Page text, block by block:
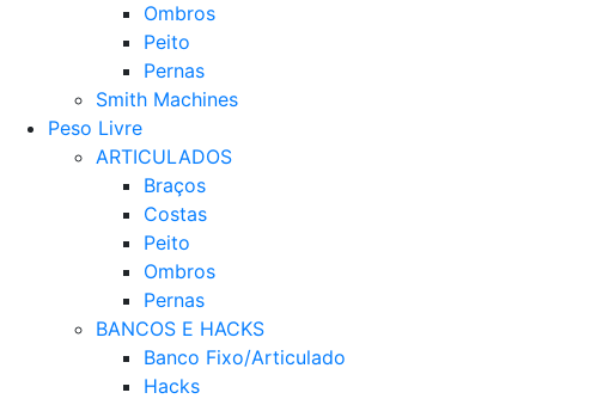
Ombros
Peito
Pernas
Smith Machines
Peso Livre
ARTICULADOS
Braços
Costas
Peito
Ombros
Pernas
BANCOS E HACKS
Banco Fixo/Articulado
Hacks